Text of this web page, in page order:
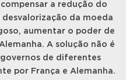
a redução do
da moeda
aumentar o poder de
A solução não é
de diferentes
por França e Alemanha.